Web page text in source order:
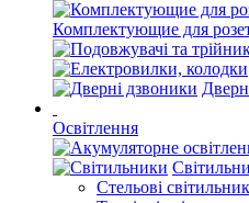
Комплектующие для
Освітлення
Стельові